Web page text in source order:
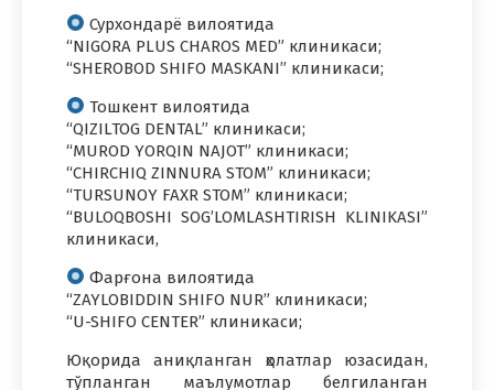
Сурхондарё вилоятида
“NIGORA PLUS CHAROS MED” клиникаси;
“SHEROBOD SHIFO MASKANI” клиникаси;
Тошкент вилоятида
“QIZILTOG DENTAL” клиникаси;
“MUROD YORQIN NAJOT” клиникаси;
“СHIRCHIQ ZINNURA STOM” клиникаси;
“TURSUNOY FAXR STOM” клиникаси;
“BULOQBOSHI SOG’LOMLASHTIRISH KLINIKASI”
клиникаси,
Фарғона вилоятида
“ZAYLOBIDDIN SHIFO NUR” клиникаси;
“U-SHIFO CENTER” клиникаси;
Юқорида аниқланган ҳолатлар юзасидан,
тўпланган маълумотлар белгиланган